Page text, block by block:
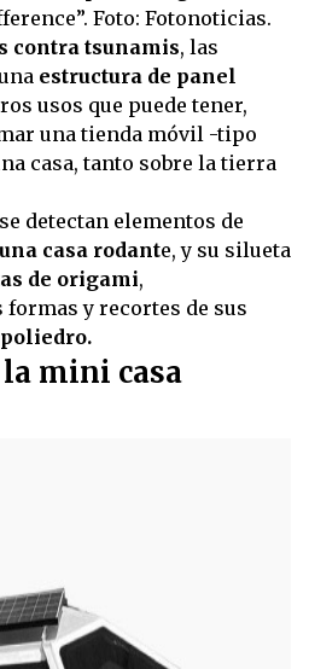
Foto: Fotonoticias.
contra tsunamis, las
estructura de panel
usos que puede tener,
una tienda móvil -tipo
casa, tanto sobre la tierra
detectan elementos de
una casa rodante, y su silueta
de origami,
y recortes de sus
poliedro.
mini casa